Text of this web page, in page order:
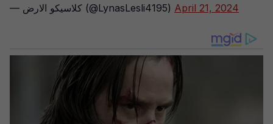
— كلاسيكو الارض (@LynasLesli4195) April 21, 2024